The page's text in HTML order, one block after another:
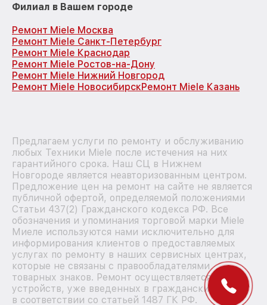
Филиал в Вашем городе
Ремонт Miele Москва
Ремонт Miele Санкт-Петербург
Ремонт Miele Краснодар
Ремонт Miele Ростов-на-Дону
Ремонт Miele Нижний Новгород
Ремонт Miele НовосибирскРемонт Miele Казань
Предлагаем услуги по ремонту и обслуживанию
любых Техники Miele после истечения на них
гарантийного срока. Наш СЦ в Нижнем
Новгороде является неавторизованным центром.
Предложение цен на ремонт на сайте не является
публичной офертой, определяемой положениями
Статьи 437(2) Гражданского кодекса РФ. Все
обозначения и упоминания торговой марки Miele
Миеле используются нами исключительно для
информирования клиентов о предоставляемых
услугах по ремонту в наших сервисных центрах,
которые не связаны с правообладателями
товарных знаков. Ремонт осуществляется для
устройств, уже введенных в гражданский оборот
в соответствии со статьей 1487 ГК РФ.